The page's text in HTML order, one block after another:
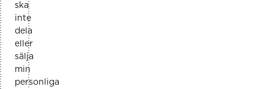
ska
inte
dela
eller
sälja
min
personliga